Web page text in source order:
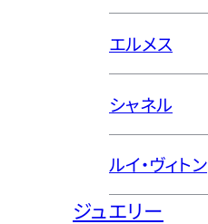
エルメス
シャネル
ルイ・ヴィトン
ジュエリー